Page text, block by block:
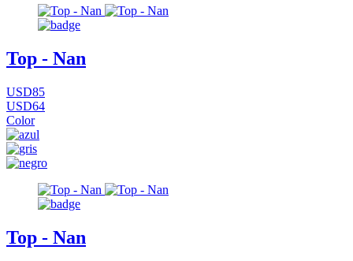
Top - Nan
USD85
USD64
Color
Top - Nan